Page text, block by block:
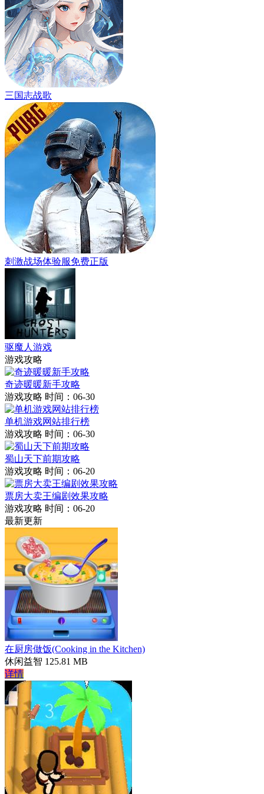
三国志战歌
刺激战场体验服免费正版
驱魔人游戏
游戏攻略
奇迹暖暖新手攻略
游戏攻略 时间：06-30
单机游戏网站排行榜
游戏攻略 时间：06-30
蜀山天下前期攻略
游戏攻略 时间：06-20
票房大卖王编剧效果攻略
游戏攻略 时间：06-20
最新更新
在厨房做饭(Cooking in the Kitchen)
休闲益智 125.81 MB
详情